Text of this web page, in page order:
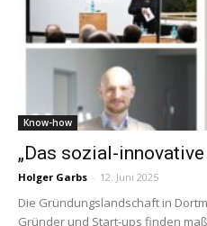
Know-how
„Das sozial-
Holger Garbs - 12. Juni 2025
Die Gründungslandschaft in
Gründer und Start-ups finden